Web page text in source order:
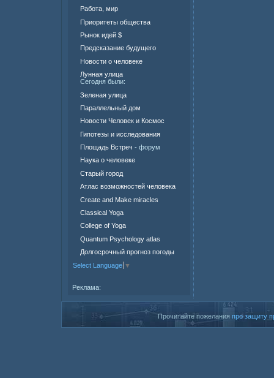
Работа, мир
Приоритеты общества
Рынок идей $
Предсказание будущего
Новости о человеке
Лунная улица
Сегодня были:
Зеленая улица
Параллельный дом
Новости Человек и Космос
Гипотезы и исследования
Площадь Встреч - форум
Наука о человеке
Старый город
Атлас возможностей человека
Create and Make miracles
Classical Yoga
College of Yoga
Quantum Psychology atlas
Долгосрочный прогноз погоды
Select Language ▼
Реклама:
Прочитайте пожелания про защиту